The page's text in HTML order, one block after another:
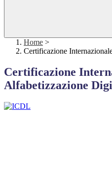
Home >
Certificazione
Certificazione
Alfabetizzazione